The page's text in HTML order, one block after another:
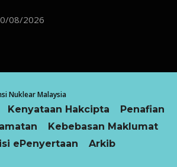
08/2026
Nuklear Malaysia
Kenyataan Hakcipta
Penafian
Kebebasan Maklumat
ePenyertaan
Arkib